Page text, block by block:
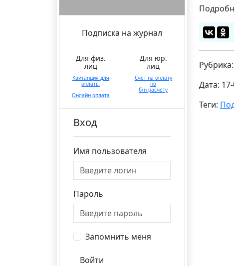
Подписка на журнал
Для физ.
лиц
Квитанция для
оплаты
Онлайн оплата
Для юр.
лиц
Счет на оплату
по
б/н расчету
Вход
Имя пользователя
Пароль
Запомнить меня
Войти
Рубрика:
Дата:
Теги: